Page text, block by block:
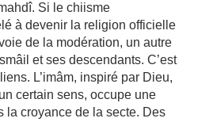
Si le chiisme
à devenir la religion officielle
de la modération, un autre
et ses descendants. C’est
L’imâm, inspiré par Dieu,
certain sens, occupe une
la croyance de la secte. Des